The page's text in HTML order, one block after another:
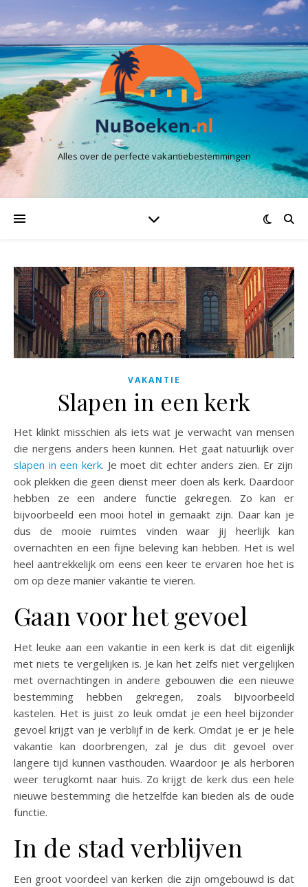
Alles over de perfecte vakantiebestemmingen
VAKANTIE
Slapen in een kerk
Het klinkt misschien als iets wat je verwacht van mensen
die nergens anders heen kunnen. Het gaat natuurlijk over
slapen in een kerk. Je moet dit echter anders zien. Er zijn
ook plekken die geen dienst meer doen als kerk. Daardoor
hebben ze een andere functie gekregen. Zo kan er
bijvoorbeeld een mooi hotel in gemaakt zijn. Daar kan je
dus de mooie ruimtes vinden waar jij heerlijk kan
overnachten en een fijne beleving kan hebben. Het is wel
heel aantrekkelijk om eens een keer te ervaren hoe het is
om op deze manier vakantie te vieren.
Gaan voor het gevoel
Het leuke aan een vakantie in een kerk is dat dit eigenlijk
met niets te vergelijken is. Je kan het zelfs niet vergelijken
met overnachtingen in andere gebouwen die een nieuwe
bestemming hebben gekregen, zoals bijvoorbeeld
kastelen. Het is juist zo leuk omdat je een heel bijzonder
gevoel krijgt van je verblijf in de kerk. Omdat je er je hele
vakantie kan doorbrengen, zal je dus dit gevoel over
langere tijd kunnen vasthouden. Waardoor je als herboren
weer terugkomt naar huis. Zo krijgt de kerk dus een hele
nieuwe bestemming die hetzelfde kan bieden als de oude
functie.
In de stad verblijven
Een groot voordeel van kerken die zijn omgebouwd is dat